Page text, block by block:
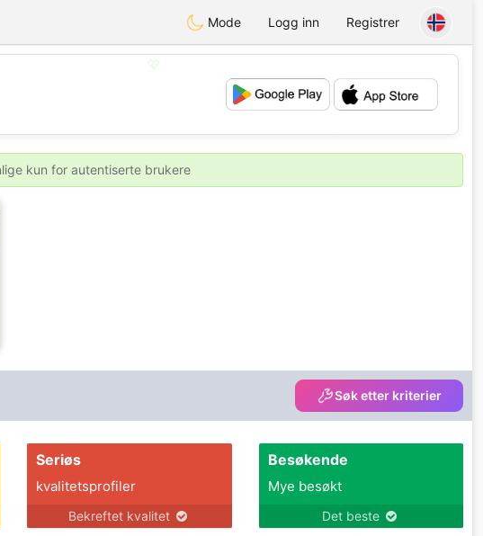
Mode Logg inn Registrer
💕
kun for autentiserte brukere
Søk etter kriterier
Seriøs
kvalitetsprofiler
Bekreftet kvalitet
Besøkende
Mye besøkt
Det beste